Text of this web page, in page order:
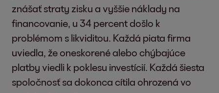
znášať straty zisku a vyššie náklady na
financovanie, u 34 percent došlo k
problémom s likviditou. Každá piata firma
uviedla, že oneskorené alebo chýbajúce
platby viedli k poklesu investícií. Každá šiesta
spoločnosť sa dokonca cítila ohrozená vo